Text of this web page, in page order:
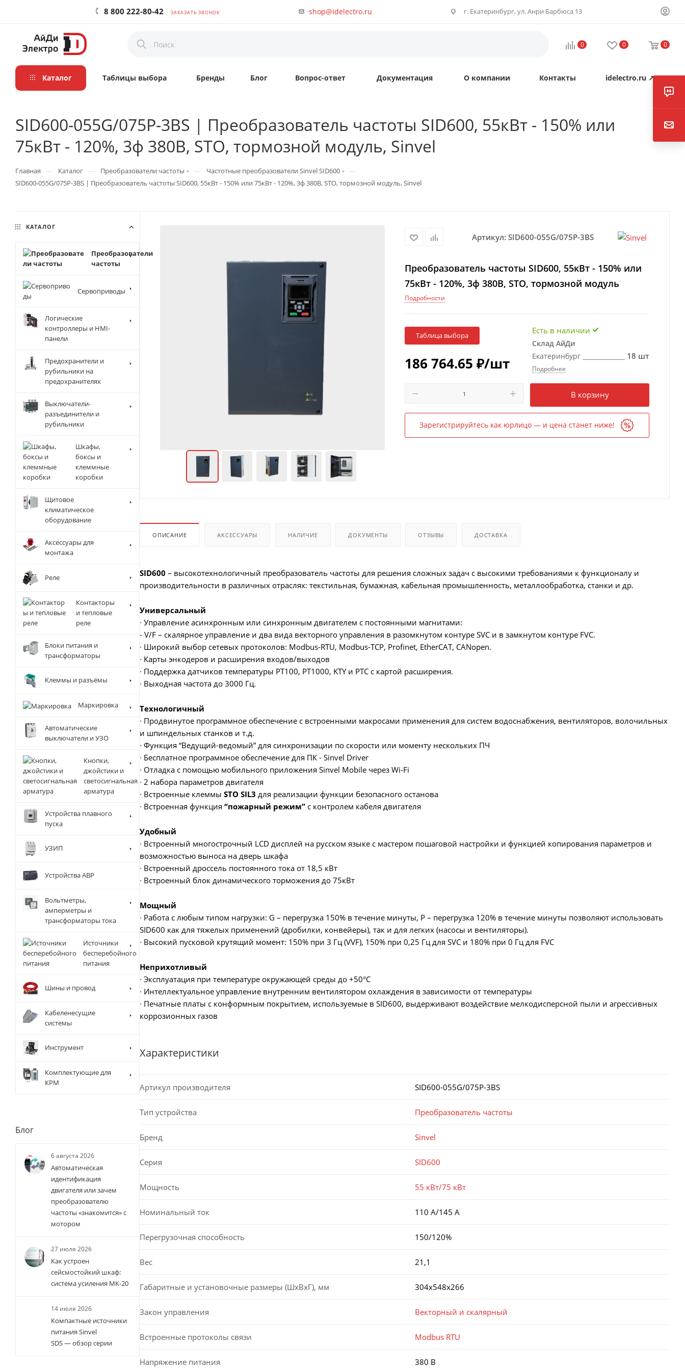
8 800 222-80-42 ЗАКАЗАТЬ ЗВОНОК shop@idelectro.ru г. Екатеринбург, ул. Анри Барбюса 13
0 0 0
Каталог Таблицы выбора Бренды Блог Вопрос-ответ Документация О компании Контакты idelectro.ru ↗
SID600-055G/075P-3BS | Преобразователь частоты SID600, 55кВт - 150% или
75кВт - 120%, 3ф 380В, STO, тормозной модуль, Sinvel
Главная — Каталог — Преобразователи частоты — Частотные преобразователи Sinvel SID600 —
SID600-055G/075P-3BS | Преобразователь частоты SID600, 55кВт - 150% или 75кВт - 120%, 3ф 380В, STO, тормозной модуль, Sinvel
Артикул: SID600-055G/075P-3BS
Преобразователь частоты SID600, 55кВт - 150% или
75кВт - 120%, 3ф 380В, STO, тормозной модуль
Подробности
Таблица выбора
186 764.65 ₽/шт
Есть в наличии
Склад АйДи
Екатеринбург
18 шт
Подробнее
В корзину
Зарегистрируйтесь как юрлицо — и цена станет ниже!
ОПИСАНИЕ АКСЕССУАРЫ НАЛИЧИЕ ДОКУМЕНТЫ ОТЗЫВЫ ДОСТАВКА
SID600 – высокотехнологичный преобразователь частоты для решения сложных задач с высокими требованиями к функционалу и
производительности в различных отраслях: текстильная, бумажная, кабельная промышленность, металлообработка, станки и др.
Универсальный
∙ Управление асинхронным или синхронным двигателем с постоянными магнитами:
- V/F – скалярное управление и два вида векторного управления в разомкнутом контуре SVC и в замкнутом контуре FVC.
∙ Широкий выбор сетевых протоколов: Modbus-RTU, Modbus-TCP, Profinet, EtherCAT, CANopen.
∙ Карты энкодеров и расширения входов/выходов
∙ Поддержка датчиков температуры PT100, PT1000, KTY и PTC с картой расширения.
∙ Выходная частота до 3000 Гц.
Технологичный
∙ Продвинутое программное обеспечение с встроенными макросами применения для систем водоснабжения, вентиляторов, волочильных
и шпиндельных станков и т.д.
∙ Функция “Ведущий-ведомый” для синхронизации по скорости или моменту нескольких ПЧ
∙ Бесплатное программное обеспечение для ПК - Sinvel Driver
∙ Отладка с помощью мобильного приложения Sinvel Mobile через Wi-Fi
∙ 2 набора параметров двигателя
∙ Встроенные клеммы STO SIL3 для реализации функции безопасного останова
∙ Встроенная функция “пожарный режим” с контролем кабеля двигателя
Удобный
∙ Встроенный многострочный LCD дисплей на русском языке с мастером пошаговой настройки и функцией копирования параметров и
возможностью выноса на дверь шкафа
∙ Встроенный дроссель постоянного тока от 18,5 кВт
∙ Встроенный блок динамического торможения до 75кВт
Мощный
∙ Работа с любым типом нагрузки: G – перегрузка 150% в течение минуты, P – перегрузка 120% в течение минуты позволяют использовать
SID600 как для тяжелых применений (дробилки, конвейеры), так и для легких (насосы и вентиляторы).
∙ Высокий пусковой крутящий момент: 150% при 3 Гц (VVF), 150% при 0,25 Гц для SVC и 180% при 0 Гц для FVC
Неприхотливый
∙ Эксплуатация при температуре окружающей среды до +50°C
∙ Интеллектуальное управление внутренним вентилятором охлаждения в зависимости от температуры
∙ Печатные платы с конформным покрытием, используемые в SID600, выдерживают воздействие мелкодисперсной пыли и агрессивных
коррозионных газов
Характеристики
Артикул производителя SID600-055G/075P-3BS
Тип устройства Преобразователь частоты
Бренд Sinvel
Серия SID600
Мощность 55 кВт/75 кВт
Номинальный ток 110 А/145 А
Перегрузочная способность 150/120%
Вес 21,1
Габаритные и установочные размеры (ШхВхГ), мм 304х548х266
Закон управления Векторный и скалярный
Встроенные протоколы связи Modbus RTU
Напряжение питания 380 В
КАТАЛОГ
Преобразователи
частоты
Сервоприводы
Логические
контроллеры и HMI-
панели
Предохранители и
рубильники на
предохранителях
Выключатели-
разъединители и
рубильники
Шкафы,
боксы и
клеммные
коробки
Щитовое
климатическое
оборудование
Аксессуары для
монтажа
Реле
Контакторы
и тепловые
реле
Блоки питания и
трансформаторы
Клеммы и разъёмы
Маркировка
Автоматические
выключатели и УЗО
Кнопки,
джойстики и
светосигнальная
арматура
Устройства плавного
пуска
УЗИП
Устройства АВР
Вольтметры,
амперметры и
трансформаторы тока
Источники
бесперебойного
питания
Шины и провод
Кабеленесущие
системы
Инструмент
Комплектующие для
КРМ
Блог
6 августа 2026
Автоматическая
идентификация
двигателя или зачем
преобразователю
частоты «знакомится» с
мотором
27 июля 2026
Как устроен
сейсмостойкий шкаф:
система усиления МК-20
14 июля 2026
Компактные источники
питания Sinvel
SDS — обзор серии